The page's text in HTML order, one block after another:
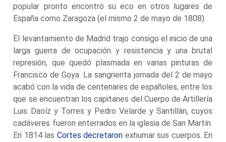
popular pronto encontró su eco en otros lugares de
España como Zaragoza (el mismo 2 de mayo de 1808).
El levantamiento de Madrid trajo consigo el inicio de una
larga guerra de ocupación y resistencia y una brutal
represión, que quedó plasmada en varias pinturas de
Francisco de Goya. La sangrienta jornada del 2 de mayo
acabó con la vida de centenares de españoles, entre los
que se encuentran los capitanes del Cuerpo de Artillería
Luis Daoíz y Torres y Pedro Velarde y Santillán, cuyos
cadáveres fueron enterrados en la iglesia de San Martín.
En 1814 las Cortes decretaron exhumar sus cuerpos. En